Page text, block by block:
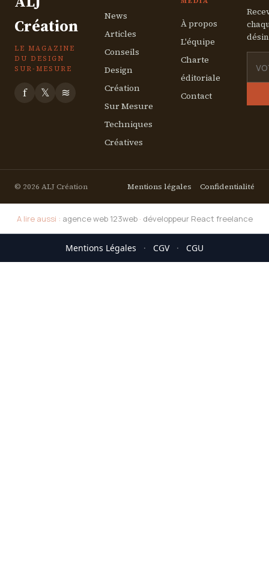
Création
LE MAGAZINE
DU DESIGN
SUR-MESURE
f 𝕏 ≋
News
Articles
Conseils
Design
Création
Sur Mesure
Techniques
Créatives
À propos
L'équipe
Charte
éditoriale
Contact
© 2026 ALJ Création Mentions légales Confidentialité
A lire aussi : agence web 123web· développeur React freelance
Mentions Légales · CGV · CGU